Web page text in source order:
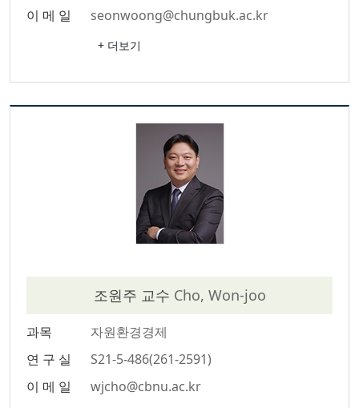
이 메 일
seonwoong@chungbuk.ac.kr
+ 더보기
조원주 교수 Cho, Won-joo
과목
자원환경경제
연 구 실
S21-5-486(261-2591)
이 메 일
wjcho@cbnu.ac.kr